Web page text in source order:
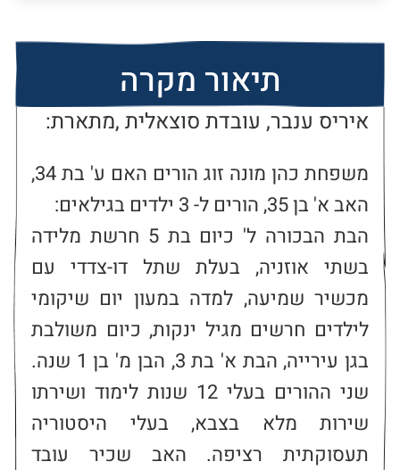
תיאור מקרה
איריס ענבר, עובדת סוצאלית ,מתארת:
משפחת כהן מונה זוג הורים האם ע' בת 34,
הבת הבכורה ל' כיום בת 5 חרשת מלידה
בשתי אוזניה, בעלת שתל דו-צדדי עם
מכשיר שמיעה, למדה במעון יום שיקומי
לילדים חרשים מגיל ינקות, כיום משולבת
בגן עירייה, הבת א' בת 3, הבן מ' בן 1 שנה.
שני ההורים בעלי 12 שנות לימוד ושירתו
שירות מלא בצבא, בעלי היסטוריה
תעסוקתית רציפה. האב שכיר עובד